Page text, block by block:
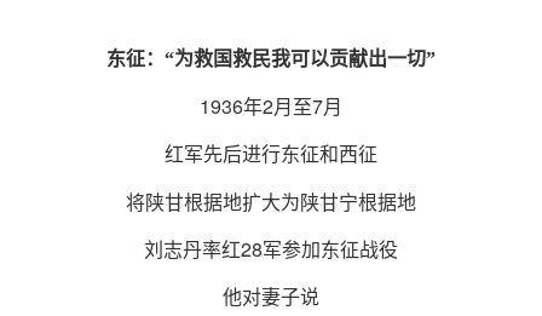
东征：“为救国救民我可以贡献出一切”
1936年2月至7月
红军先后进行东征和西征
将陕甘根据地扩大为陕甘宁根据地
刘志丹率红28军参加东征战役
他对妻子说